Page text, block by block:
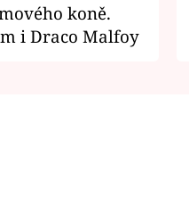
koně.
i Draco Malfoy